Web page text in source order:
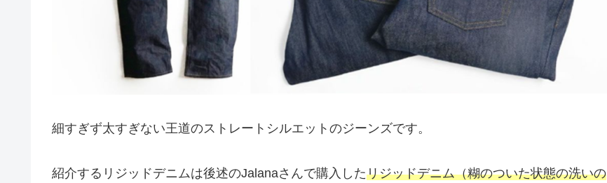
細すぎず太すぎない王道のストレートシルエットのジーンズです。
紹介するリジッドデニムは後述のJalanaさんで購入したリジッドデニム（糊のついた状態の洗いの